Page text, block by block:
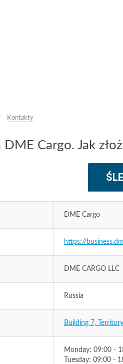
Kontakty
DME Cargo. Jak
DME Cargo
https://
DME CARGO LLC
Russia
Building 7,
Monday: 09:00 -
Tuesday: 09:00 -